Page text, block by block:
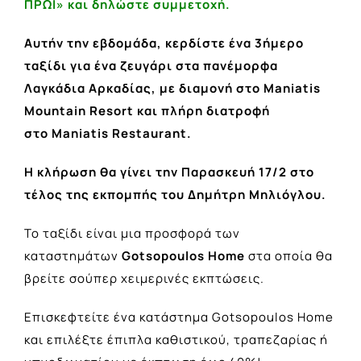
ΠΡΩΙ» και δηλώστε συμμετοχή.
Αυτήν την εβδομάδα, κερδίστε ένα 3ήμερο
ταξίδι για ένα ζευγάρι στα πανέμορφα
Λαγκάδια Αρκαδίας, με διαμονή στο Maniatis
Mountain Resort και πλήρη διατροφή
στο Maniatis Restaurant.
Η κλήρωση θα γίνει την Παρασκευή 17/2 στο
τέλος της εκπομπής του Δημήτρη Μηλιόγλου.
Το ταξίδι είναι μια προσφορά των
καταστημάτων Gotsopoulos Home στα οποία θα
βρείτε σούπερ χειμερινές εκπτώσεις.
Επισκεφτείτε ένα κατάστημα Gotsopoulos Home
και επιλέξτε έπιπλα καθιστικού, τραπεζαρίας ή